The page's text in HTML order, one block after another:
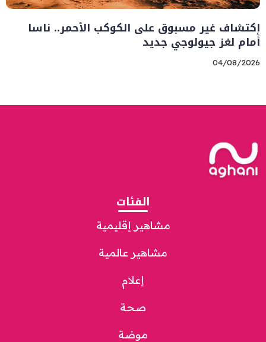
إكتشاف غير مسبوق على الكوكب الأحمر.. ناسا
أمام لغز جيولوجي جديد
04/08/2026
الفئات
مشاهير إقليمية
مشاهير عالمية
إعلام
صحة
موضة